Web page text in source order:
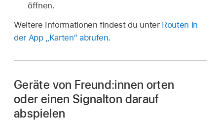
öffnen.
Weitere Informationen findest du unter Routen in
der App „Karten“ abrufen.
Geräte von Freund:innen orten
oder einen Signalton darauf
abspielen